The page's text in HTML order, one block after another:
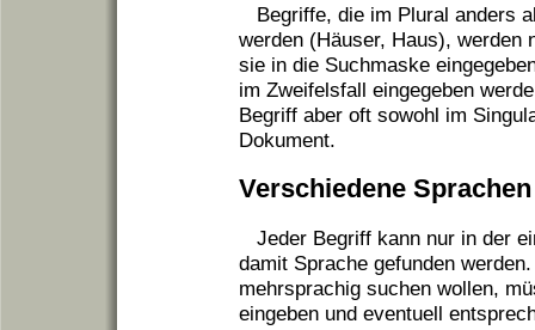
Begriffe, die im Plural anders
werden (Häuser, Haus), werden
sie in die Suchmaske
im Zweifelsfall eingegeben
Begriff aber oft sowohl im
Dokument.
Verschiedene Sprachen
Jeder Begriff kann nur in der
damit Sprache gefunden
mehrsprachig suchen wollen,
eingeben und eventuell